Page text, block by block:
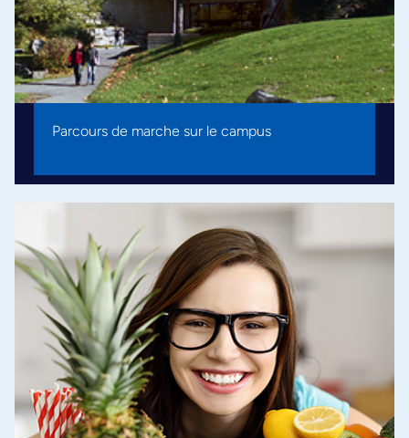
Parcours de marche sur le campus